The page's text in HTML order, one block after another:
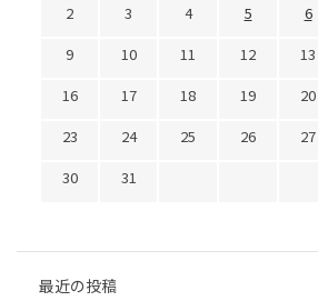
2
3 4 5 6
9
10 11 12 13
16
17 18 19 20
23
24 25 26 27
30
31
最近の投稿